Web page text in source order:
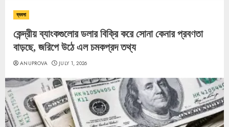
ব্যবসা
কেন্দ্রীয় ব্যাংকগুলোর ডলার বিক্রি করে সোনা কেনার প্রবণতা
বাড়ছে, জরিপে উঠে এল চমকপ্রদ তথ্য
ANUPROVA JULY 1, 2026